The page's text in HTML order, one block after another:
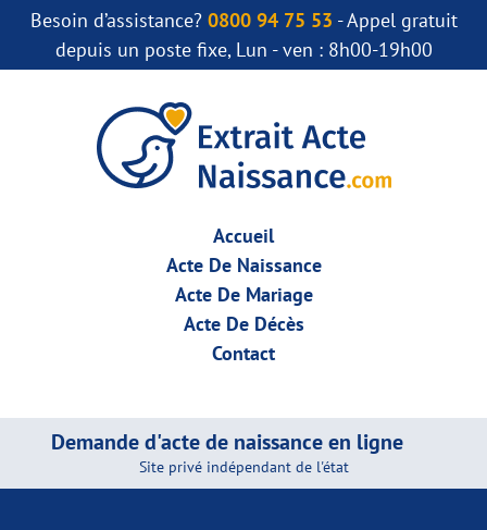
Besoin d’assistance? 0800 94 75 53 - Appel gratuit
depuis un poste fixe, Lun - ven : 8h00-19h00
Accueil
Acte De Naissance
Acte De Mariage
Acte De Décès
Contact
Demande d'acte de naissance en ligne
Site privé indépendant de l'état